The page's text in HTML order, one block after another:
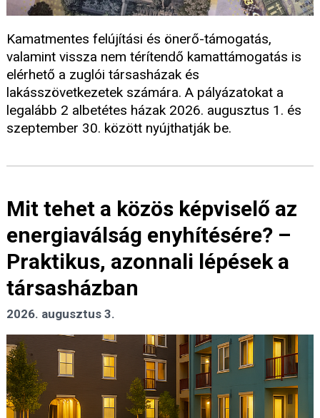
Kamatmentes felújítási és önerő-támogatás,
valamint vissza nem térítendő kamattámogatás is
elérhető a zuglói társasházak és
lakásszövetkezetek számára. A pályázatokat a
legalább 2 albetétes házak 2026. augusztus 1. és
szeptember 30. között nyújthatják be.
Mit tehet a közös képviselő az
energiaválság enyhítésére? –
Praktikus, azonnali lépések a
társasházban
2026. augusztus 3.